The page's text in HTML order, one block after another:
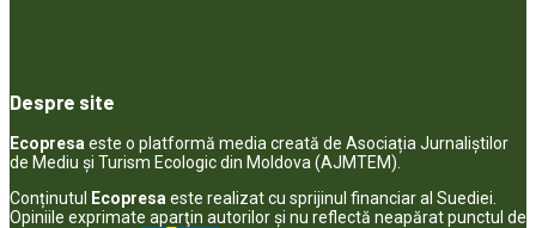
Despre site
Ecopresa este o platformă media creată de Asociația Jurnaliștilor
de Mediu și Turism Ecologic din Moldova (AJMTEM).
Conținutul Ecopresa este realizat cu sprijinul financiar al Suediei.
Opiniile exprimate aparţin autorilor şi nu reflectă neapărat punctul de